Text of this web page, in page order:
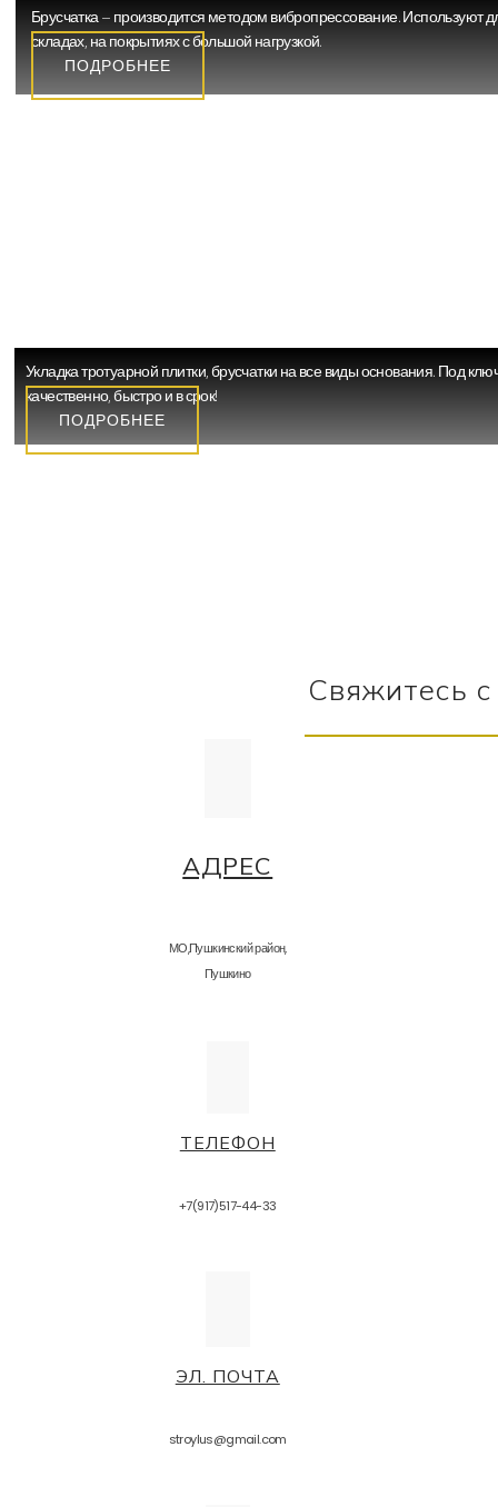
Брусчатка – производится методом вибропрессование. Используют
складах, на покрытиях с большой нагрузкой.
ПОДРОБНЕЕ
Укладка тротуарной плитки, брусчатки на все виды основания. Под
качественно, быстро и в срок!
ПОДРОБНЕЕ
Свяжитесь
АДРЕС
МО,Пушкинский район,
Пушкино
ТЕЛЕФОН
+7(917)517-44-33
ЭЛ. ПОЧТА
stroylus@gmail.com